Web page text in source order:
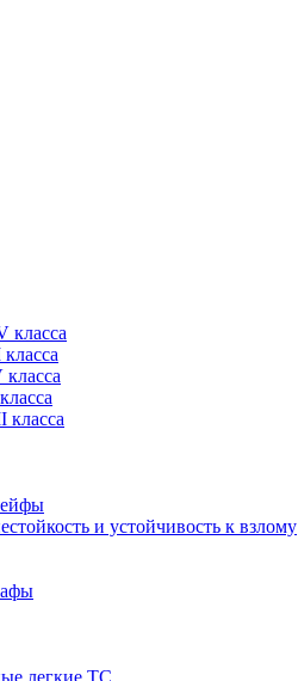
класса
класса
и устойчивость к взлому
легкие ТС